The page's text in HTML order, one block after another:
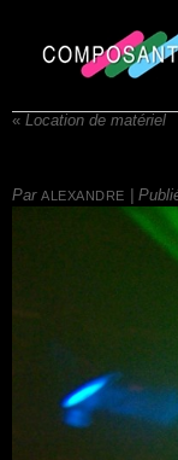
« Location de matériel
Par ALEXANDRE